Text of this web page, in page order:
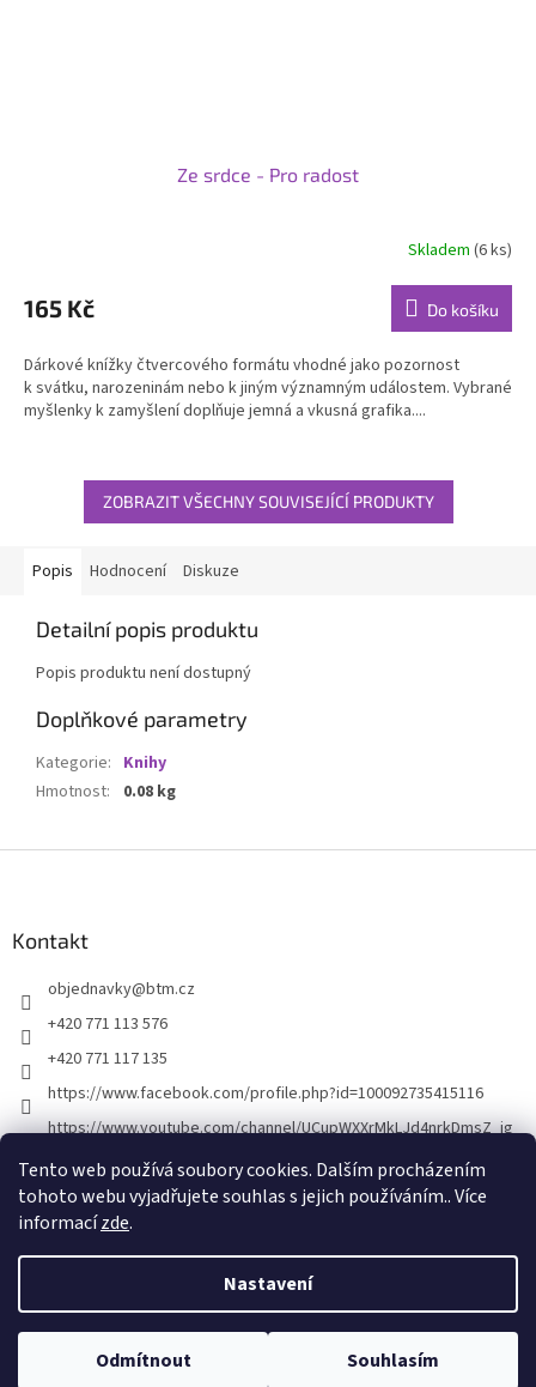
Tento web používá soubory cookies. Dalším procházením
tohoto webu vyjadřujete souhlas s jejich používáním.. Více
informacízde.
Nastavení
Odmítnout Souhlasím
Ze srdce - Pro radost
produktu
je
z
5
hvězdiček.
Skladem(6 ks)
165 Kč Do košíku
Dárkové knížky čtvercového formátu vhodné jako pozornost
k svátku, narozeninám nebo k jiným významným událostem. Vybrané
myšlenky k zamyšlení doplňuje jemná a vkusná grafika....
ZOBRAZIT VŠECHNY SOUVISEJÍCÍ PRODUKTY
Popis Hodnocení Diskuze
Detailní popis produktu
Popis produktu není dostupný
Doplňkové parametry
Kategorie: Knihy
Hmotnost: 0.08 kg
Kontakt
objednavky@btm.cz
+420 771 113 576
+420 771 117 135
https://www.facebook.com/profile.php?id=100092735415116
https://www.youtube.com/channel/UCupWXXrMkLJd4nrkDmsZ_ig
Vytvořil Shoptet
Copyright 2026 . Všechna práva vyhrazena.